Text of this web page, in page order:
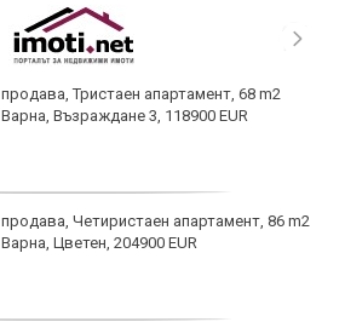
продава, Тристаен апартамент, 68 m2
Варна, Възраждане 3, 118900 EUR
продава, Четиристаен апартамент, 86 m2
Варна, Цветен, 204900 EUR